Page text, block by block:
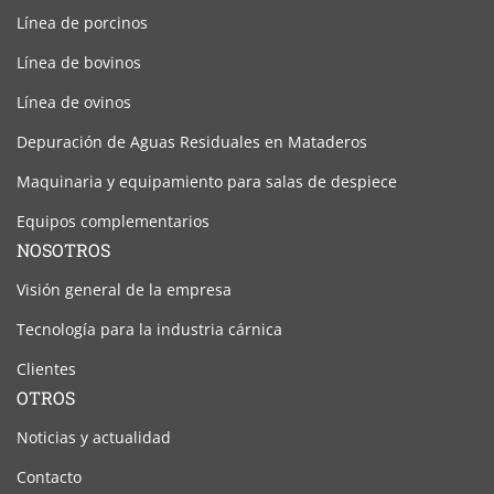
Línea de porcinos
Línea de bovinos
Línea de ovinos
Depuración de Aguas Residuales en Mataderos
Maquinaria y equipamiento para salas de despiece
Equipos complementarios
NOSOTROS
Visión general de la empresa
Tecnología para la industria cárnica
Clientes
OTROS
Noticias y actualidad
Contacto